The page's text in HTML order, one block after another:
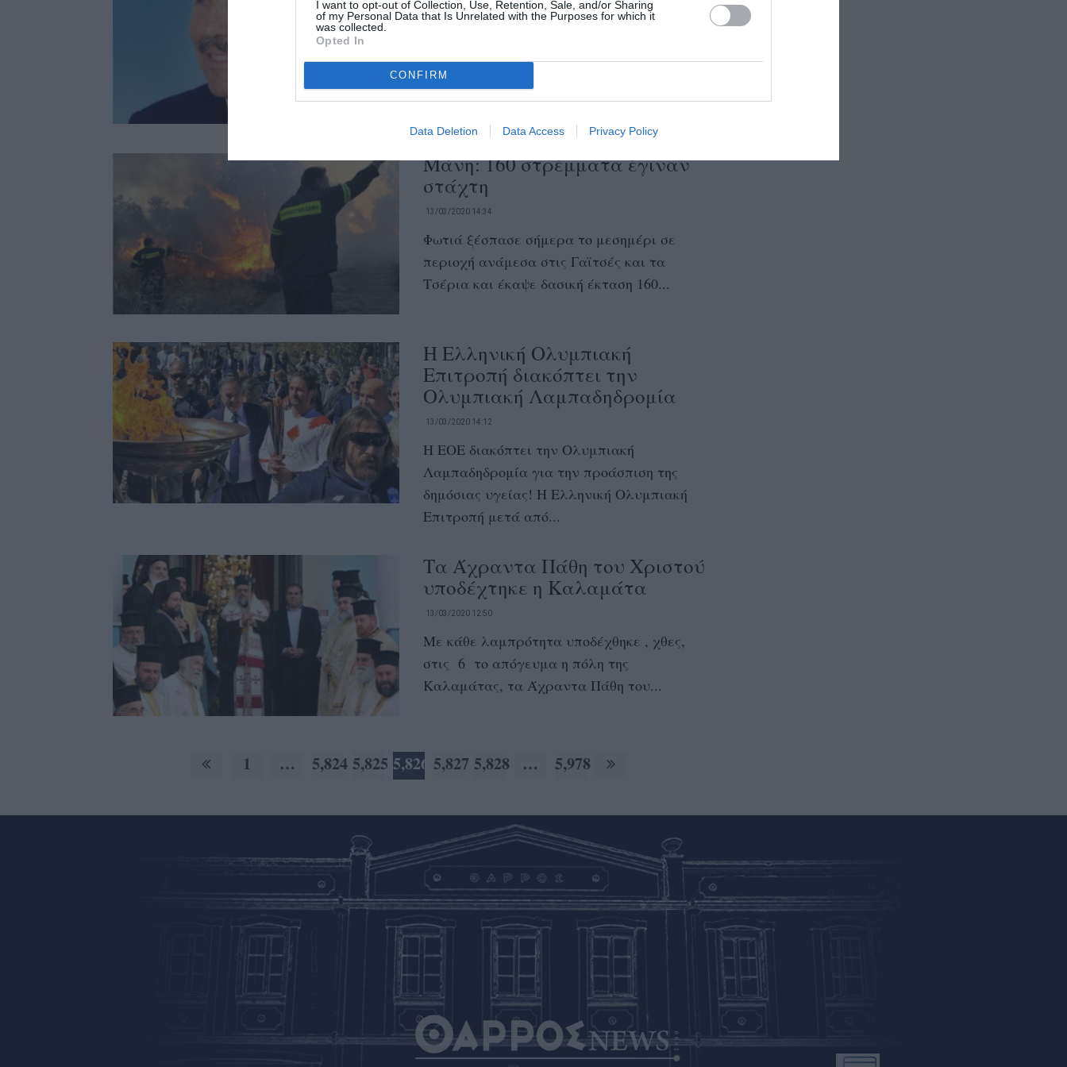
I want to opt-out of Collection, Use, Retention, Sale, and/or Sharing
of my Personal Data that Is Unrelated with the Purposes for which it
was collected.
Opted In
CONFIRM
Data Deletion Data Access Privacy Policy
Μπαζίγος
Έφυγε από τη ζωή ο επίτιμος πρόεδρος της
ΟΕΒΕΣ Μεσσηνίας Θεόδωρος Μπαζίγος που
Μάνη: 160 στρέμματα έγιναν
στάχτη
13/03/2020 14:34
Φωτιά ξέσπασε σήμερα το μεσημέρι σε
περιοχή ανάμεσα στις Γαϊτσές και τα
Τσέρια και έκαψε δασική έκταση 160...
Η Ελληνική Ολυμπιακή
Επιτροπή διακόπτει την
Ολυμπιακή Λαμπαδηδρομία
13/03/2020 14:12
H EOE διακόπτει την Ολυμπιακή
Λαμπαδηδρομία για την προάσπιση της
δημόσιας υγείας! H Eλληνική Ολυμπιακή
Επιτροπή μετά από...
Τα Άχραντα Πάθη του Χριστού
υποδέχτηκε η Καλαμάτα
13/03/2020 12:50
Με κάθε λαμπρότητα υποδέχθηκε , χθες,
στις 6 το απόγευμα η πόλη της
Καλαμάτας, τα Άχραντα Πάθη του...
1 … 5,824 5,825 5,826 5,827 5,828 … 5,978